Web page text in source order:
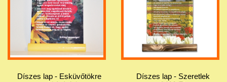
Díszes lap - Esküvőtökre
Díszes lap - Szeretlek